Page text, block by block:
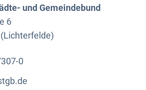
und Gemeindebund
6
0